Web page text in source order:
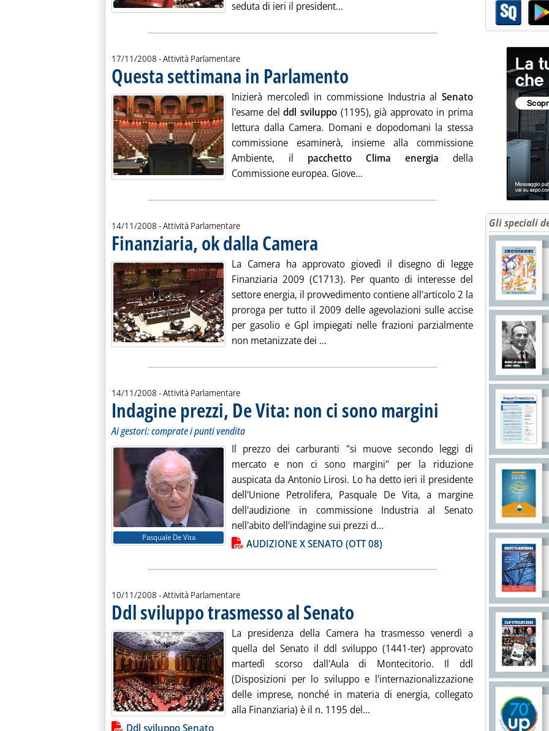
seduta di ieri il president... Leggi tutta la notizia: 'Ddl sviluppo, la
17/11/2008 - Attività Parlamentare
Questa settimana in Parlamento
Inizierà mercoledì in commissione Industria al Senato
l'esame delddl sviluppo(1195), già approvato in prima
lettura dalla Camera. Domani e dopodomani la stessa
commissione esaminerà, insieme alla commissione
Ambiente, il pacchetto Clima energia della
Commissione europea. Giove... Leggi tutta la notizia: 'Questa settimana
14/11/2008 - Attività Parlamentare
Finanziaria, ok dalla Camera
La Camera ha approvato giovedì il disegno di legge
Finanziaria 2009 (C1713). Per quanto di interesse del
settore energia, il provvedimento contiene all'articolo 2 la
proroga per tutto il 2009 delle agevolazioni sulle accise
per gasolio e Gpl impiegati nelle frazioni parzialmente
non metanizzate dei ... Leggi tutta la notizia: 'Finanziaria, ok dalla Camera'
14/11/2008 - Attività Parlamentare
Indagine prezzi, De Vita: non ci sono margini
. Sottotitolo: Ai gestori: comprate i punti vendita
. Pubblicata venerdì 14 novembre 2008 alle 13.1.
Ai gestori: comprate i punti vendita
Pasquale De Vita
Il prezzo dei carburanti "si muove secondo leggi di
mercato e non ci sono margini" per la riduzione
auspicata da Antonio Lirosi. Lo ha detto ieri il presidente
dell'Unione Petrolifera, Pasquale De Vita, a margine
dell'audizione in commissione Industria al Senato
nell'abito dell'indagine sui prezzi d... Leggi tutta la notizia: 'Indagine
Lista allegati PDF alla notiziaAUDIZIONE X SENATO (OTT 08)
10/11/2008 - Attività Parlamentare
Ddl sviluppo trasmesso al Senato . Pubblicata lunedì 10 novembre 2008 alle 17.58.
La presidenza della Camera ha trasmesso venerdì a
quella del Senato il ddl sviluppo (1441-ter) approvato
martedì scorso dall'Aula di Montecitorio. Il ddl
(Disposizioni per lo sviluppo e l'internazionalizzazione
delle imprese, nonché in materia di energia, collegato
alla Finanziaria) è il n. 1195 del... Leggi tutta la notizia: 'Ddl sviluppo
Ddl sviluppo Senato
Gli speciali